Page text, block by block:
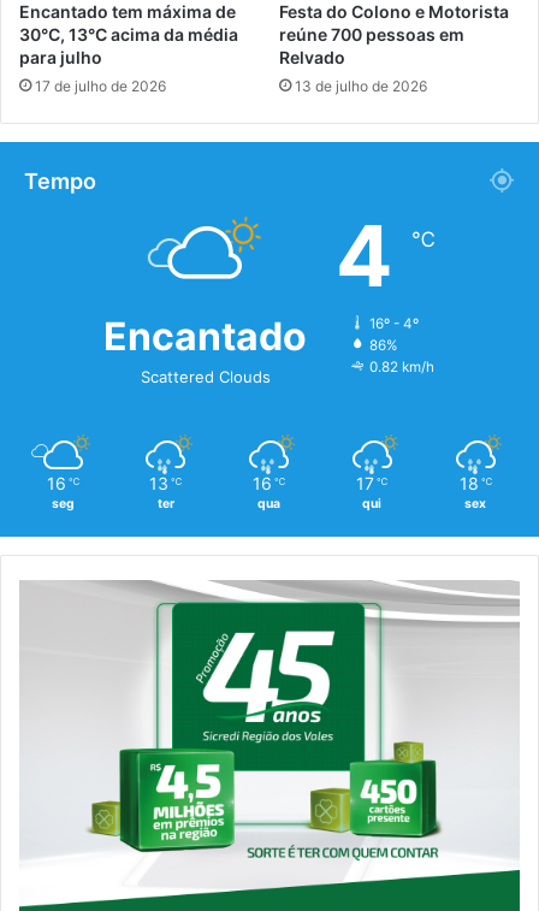
Encantado tem máxima de
30°C, 13°C acima da média
para julho
17 de julho de 2026
Festa do Colono e Motorista
reúne 700 pessoas em
Relvado
13 de julho de 2026
Tempo
Encantado
Scattered Clouds
4 ℃
16º - 4º
86%
0.82 km/h
16 ℃
seg
13 ℃
ter
16 ℃
qua
17 ℃
qui
18 ℃
sex